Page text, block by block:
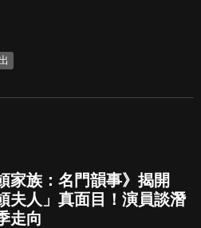
家族：名門韻事》揭開
夫人」真面目！演員談潛
走向